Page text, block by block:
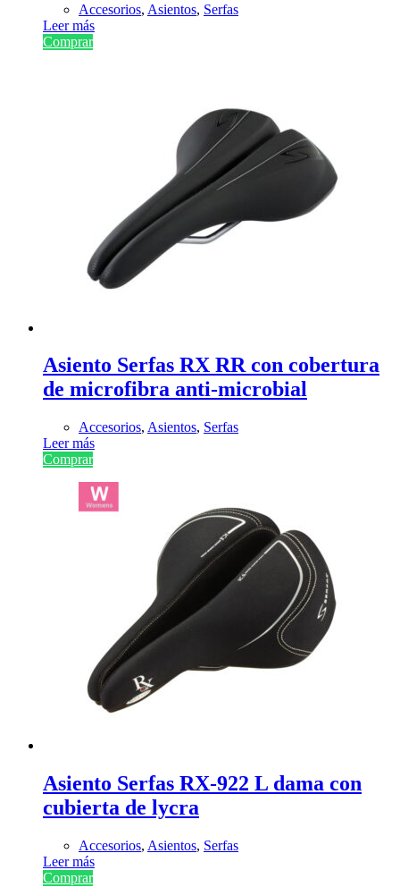
Accesorios, Asientos, Serfas
Leer más
Comprar
Asiento Serfas RX RR con cobertura
de microfibra anti-microbial
Accesorios, Asientos, Serfas
Leer más
Comprar
Asiento Serfas RX-922 L dama con
cubierta de lycra
Accesorios, Asientos, Serfas
Leer más
Comprar